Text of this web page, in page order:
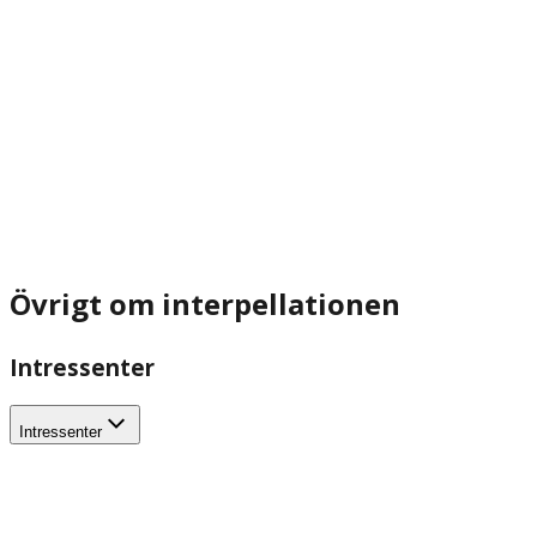
Övrigt om interpellationen
Intressenter
Intressenter